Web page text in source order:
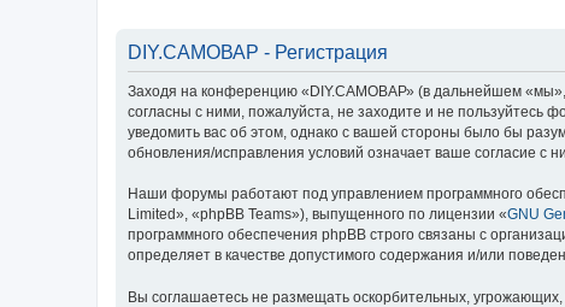
DIY.САМОВАР - Регистрация
Заходя на конференцию «DIY.САМОВАР» (в дальнейшем
согласны с ними, пожалуйста, не заходите и не
уведомить вас об этом, однако с вашей стороны было бы
обновления/исправления условий означает ваше согласие с
Наши форумы работают под управлением программного
Limited», «phpBB Teams»), выпущенного по лицензии «GNU
программного обеспечения phpBB строго связаны с
определяет в качестве допустимого содержания и/или
Вы соглашаетесь не размещать оскорбительных,